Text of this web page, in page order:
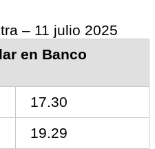
– 11 julio 2025
en Banco
17.30
19.29